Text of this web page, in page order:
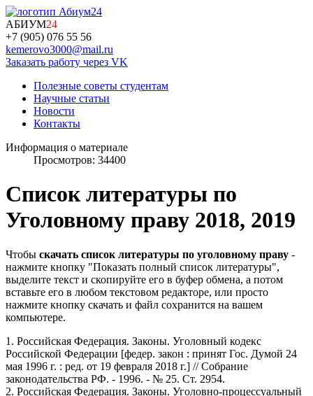
АБИУМ24
+7 (905) 076 55 56
kemerovo3000@mail.ru
Заказать работу через VK
Полезные советы студентам
Научные статьи
Новости
Контакты
Информация о материале
Просмотров: 34400
Список литературы по
Уголовному праву 2018, 2019
Чтобы скачать список литературы по уголовному праву -
нажмите кнопку "Показать полный список литературы",
выделите текст и скопируйте его в буфер обмена, а потом
вставьте его в любом текстовом редакторе, или просто
нажмите кнопку скачать и файл сохранится на вашем
компьютере.
1. Российская Федерация. Законы. Уголовный кодекс
Российской Федерации [федер. закон : принят Гос. Думой 24
мая 1996 г. : ред. от 19 февраля 2018 г.] // Собрание
законодательства РФ. - 1996. - № 25. Ст. 2954.
2. Российская Федерация. Законы. Уголовно-процессуальный